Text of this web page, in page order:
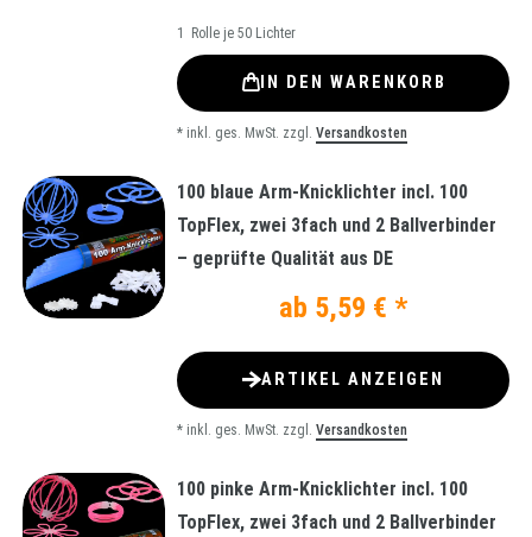
1 Rolle je 50 Lichter
IN DEN WARENKORB
* inkl. ges. MwSt. zzgl. Versandkosten
100 blaue Arm-Knicklichter incl. 100
TopFlex, zwei 3fach und 2 Ballverbinder
– geprüfte Qualität aus DE
ab 5,59 € *
ARTIKEL ANZEIGEN
* inkl. ges. MwSt. zzgl. Versandkosten
100 pinke Arm-Knicklichter incl. 100
TopFlex, zwei 3fach und 2 Ballverbinder